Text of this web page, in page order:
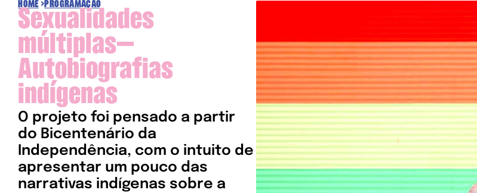
HOME>PROGRAMAÇÃO
Sexualidades
múltiplas—
Autobiografias
indígenas
O projeto foi pensado a partir
do Bicentenário da
Independência, com o intuito de
apresentar um pouco das
narrativas indígenas sobre a